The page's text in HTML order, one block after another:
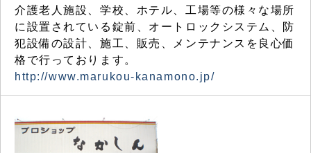
介護老人施設、学校、ホテル、工場等の様々な場所
に設置されている錠前、オートロックシステム、防
犯設備の設計、施工、販売、メンテナンスを良心価
格で行っております。
http://www.marukou-kanamono.jp/